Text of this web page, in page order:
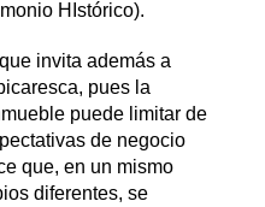
HIstórico).
invita además a
pues la
puede limitar de
de negocio
que, en un mismo
diferentes, se